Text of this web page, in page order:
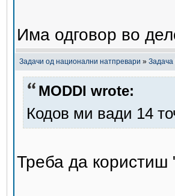
Има одговор во
Задачи од национални натпревари » Задача
MODDI wrote:
Кодов ми вади 14
Треба да користиш